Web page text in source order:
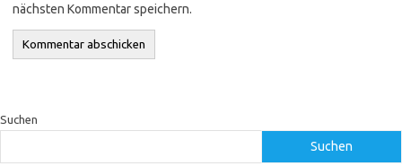
nächsten Kommentar speichern.
Suchen
Suchen